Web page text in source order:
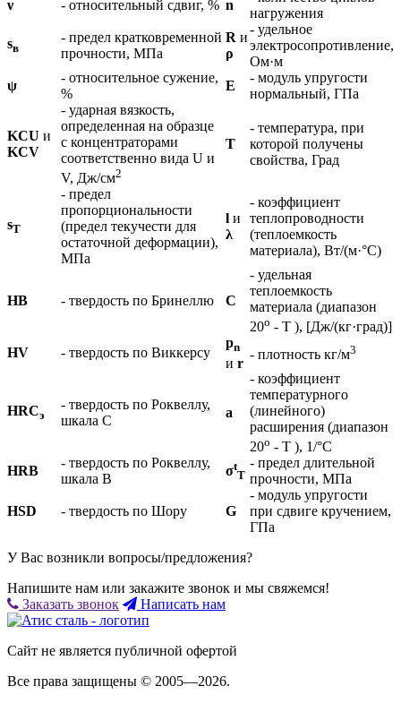
ν
- относительный сдвиг, % n
нагружения
sв
- предел кратковременной
прочности, МПа
R и
ρ
- удельное
электросопротивление,
Ом·м
ψ
- относительное сужение,
%
E
- модуль упругости
нормальный, ГПа
KCU и
KCV
- ударная вязкость,
определенная на образце
с концентраторами
соответственно вида U и
V, Дж/см2
T
- температура, при
которой получены
свойства, Град
sT
- предел
пропорциональности
(предел текучести для
остаточной деформации),
МПа
l и
λ
- коэффициент
теплопроводности
(теплоемкость
материала), Вт/(м·°С)
HB - твердость по Бринеллю C
- удельная
теплоемкость
материала (диапазон
20o - T ), [Дж/(кг·град)]
HV
- твердость по Виккерсу
pn
и r
- плотность кг/м3
HRCэ
- твердость по Роквеллу,
шкала С
а
- коэффициент
температурного
(линейного)
расширения (диапазон
20o - T ), 1/°С
HRB
- твердость по Роквеллу,
шкала В
σt
Т
- предел длительной
прочности, МПа
HSD - твердость по Шору G
- модуль упругости
при сдвиге кручением,
ГПа
У Вас возникли вопросы/предложения?
Напишите нам или закажите звонок и мы свяжемся!
Заказать звонок
Написать нам
Сайт не является публичной офертой
Все права защищены © 2005—2026.